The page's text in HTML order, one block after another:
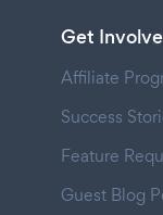
Get
Affiliate
Success
Feature
Guest Blog